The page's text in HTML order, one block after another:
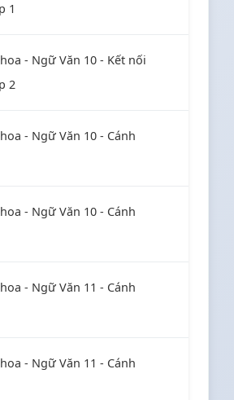
1
- Ngữ Văn 10 - Kết nối
2
- Ngữ Văn 10 - Cánh
- Ngữ Văn 10 - Cánh
- Ngữ Văn 11 - Cánh
- Ngữ Văn 11 - Cánh